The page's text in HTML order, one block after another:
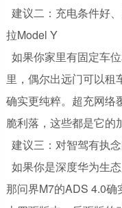
建议二：充电条件好
拉Model Y
如果你家里有固定车
里，偶尔出远门可以租
确实更纯粹。超充网络
脆利落，这些都是它的
建议三：对智驾有执
如果你是深度华为生
那问界M7的ADS 4.0